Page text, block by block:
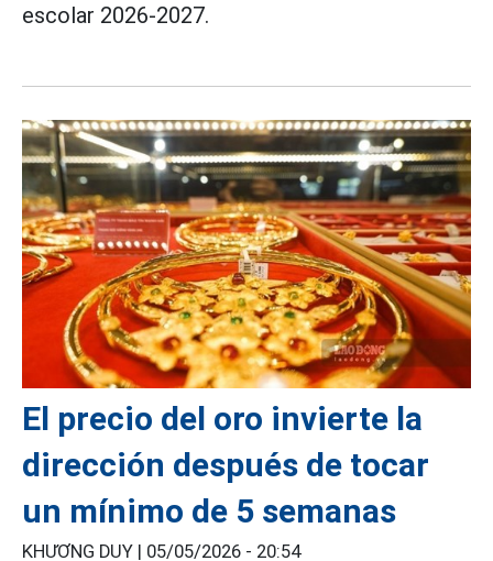
escolar 2026-2027.
El precio del oro invierte la
dirección después de tocar
un mínimo de 5 semanas
KHƯƠNG DUY | 05/05/2026 - 20:54